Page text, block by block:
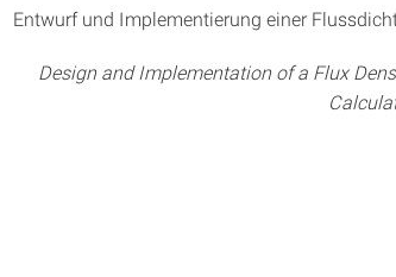
Entwurf und Implementierung einer
Design and Implementation of a Flux